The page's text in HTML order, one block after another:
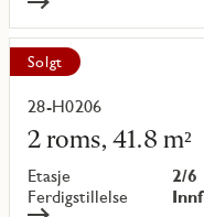
Solgt
28-H0206
2 roms, 41.8 m²
Etasje
2/6
Ferdigstillelse
Les
mer
om
objekt
{objectNumber}